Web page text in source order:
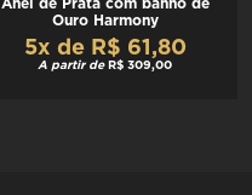
Anel de Prata com banho de
Ouro Harmony
5x de R$ 61,80
A partir de R$ 309,00